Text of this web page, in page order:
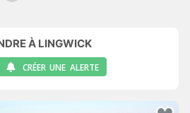
À LINGWICK
CRÉER UNE ALERTE